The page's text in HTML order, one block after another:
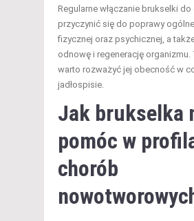
Regularne włączanie brukselki
przyczynić się do poprawy
fizycznej oraz psychicznej, a
odnowę i regenerację organizmu.
warto rozważyć jej obecność w
jadłospisie.
Jak brukselka
pomóc w
chorób